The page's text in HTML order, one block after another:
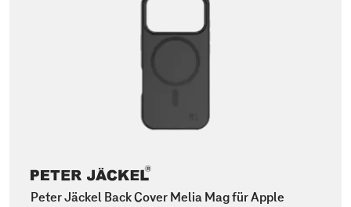
Peter Jäckel Back Cover Melia Mag für Apple